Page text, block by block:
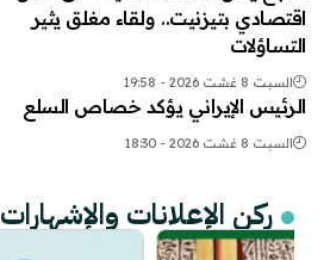
اقتصادي بتيزنيت.. ولقاء مغلق يثير
التساؤلات
السبت 8 غشت 2026 - 19:58
الرئيس الإيراني يؤكد خصاص السلع
السبت 8 غشت 2026 - 18:30
ركن الإعلانات والإشهارات